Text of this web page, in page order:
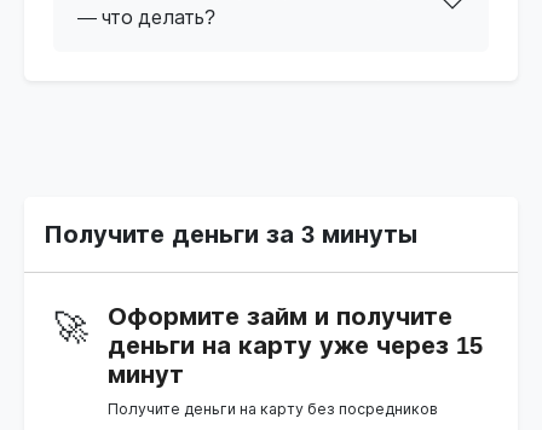
— что делать?
Получите деньги за 3 минуты
🚀
Оформите займ и получите
деньги на карту уже через 15
минут
Получите деньги на карту без посредников